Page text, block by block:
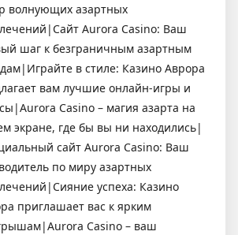
волнующих азартных
Aurora Casino: Ваш
шаг к безграничным азартным
в стиле: Казино Аврора
вам лучшие онлайн-игры и
Casino – магия азарта на
экране, где бы вы ни находились|
сайт Aurora Casino: Ваш
по миру азартных
успеха: Казино
приглашает вас к ярким
Casino – ваш